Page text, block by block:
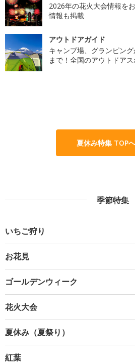
2026年の花火大会情報を
情報も掲載
アウトドアガイド
キャンプ場、グランピン
まで！全国のアウトドア
夏休み特集 TOP
季節特集
いちご狩り
お花見
ゴールデンウィーク
花火大会
夏休み（夏祭り）
紅葉